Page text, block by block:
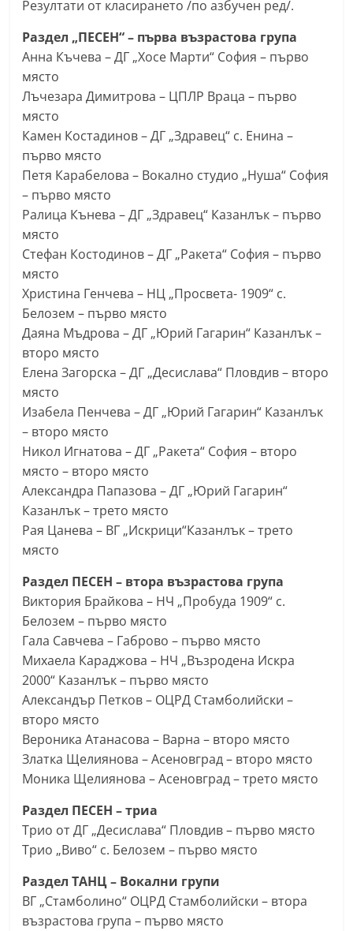
С
т
а
а
а
г
о
р
–
a
z
n
a
k
.
i
n
f
k
a
a
n
l
a
k
-
b
g
.
n
f
o
Резултати от класирането /по азбучен ред/.
Раздел „ПЕСЕН“ – първа възрастова група
Анна Къчева – ДГ „Хосе Марти“ София – първо
място
Лъчезара Димитрова – ЦПЛР Враца – първо
място
Камен Костадинов – ДГ „Здравец“ с. Енина –
първо място
Петя Карабелова – Вокално студио „Нуша“ София
– първо място
Ралица Кънева – ДГ „Здравец“ Казанлък – първо
място
Стефан Костодинов – ДГ „Ракета“ София – първо
място
Христина Генчева – НЦ „Просвета- 1909“ с.
Белозем – първо място
Даяна Мъдрова – ДГ „Юрий Гагарин“ Казанлък –
второ място
Елена Загорска – ДГ „Десислава“ Пловдив – второ
място
Изабела Пенчева – ДГ „Юрий Гагарин“ Казанлък
– второ място
Никол Игнатова – ДГ „Ракета“ София – второ
място – второ място
Александра Папазова – ДГ „Юрий Гагарин“
Казанлък – трето място
Рая Цанева – ВГ „Искрици“Казанлък – трето
място
Раздел ПЕСЕН – втора възрастова група
Виктория Брайкова – НЧ „Пробуда 1909“ с.
Белозем – първо място
Гала Савчева – Габрово – първо място
Михаела Караджова – НЧ „Възродена Искра
2000“ Казанлък – първо място
Александър Петков – ОЦРД Стамболийски –
второ място
Вероника Атанасова – Варна – второ място
Златка Щелиянова – Асеновград – второ място
Моника Щелиянова – Асеновград – трето място
Раздел ПЕСЕН – триа
Трио от ДГ „Десислава“ Пловдив – първо място
Трио „Виво“ с. Белозем – първо място
Раздел ТАНЦ – Вокални групи
ВГ „Стамболино“ ОЦРД Стамболийски – втора
възрастова група – първо място